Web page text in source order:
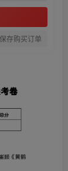
存购买订单